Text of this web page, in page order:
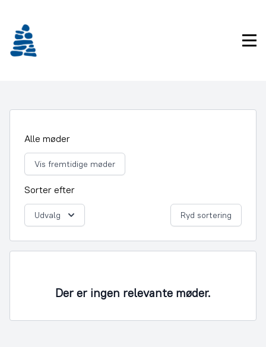
indhold
Alle møder
Vis fremtidige møder
Sorter efter
Udvalg Ryd sortering
Der er ingen relevante møder.